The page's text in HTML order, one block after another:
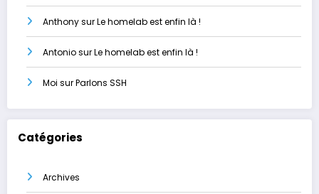
AnthonysurLe homelab est enfin là !
AntoniosurLe homelab est enfin là !
Moi surParlons SSH
Catégories
Archives